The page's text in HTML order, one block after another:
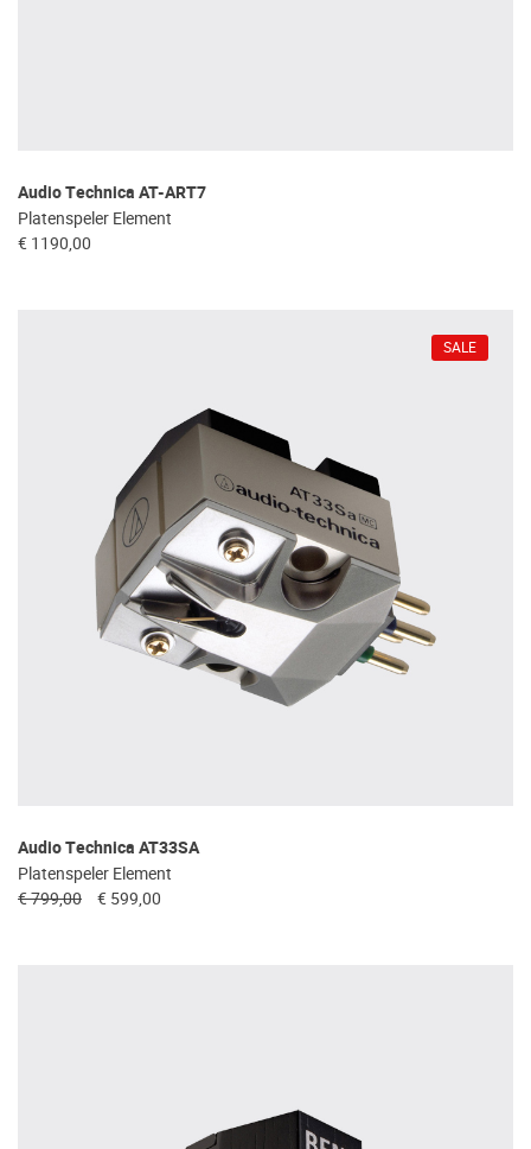
Audio Technica AT-ART7
Platenspeler Element
€ 1190,00
Audio Technica AT33SA
Platenspeler Element
€ 799,00
€ 599,00
SALE